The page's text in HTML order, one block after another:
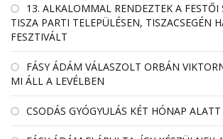
13. ALKALOMMAL RENDEZTEK A FESTŐI
TISZA PARTI TELEPÜLÉSEN, TISZACSEGÉN
FESZTIVÁLT
FÁSY ÁDÁM VÁLASZOLT ORBÁN
MI ÁLL A LEVÉLBEN
CSODÁS GYÓGYULÁS KÉT HÓNAP ALATT